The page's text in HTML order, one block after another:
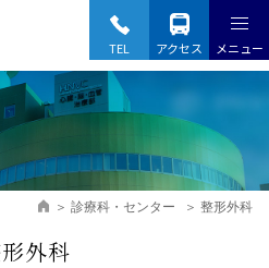
TEL アクセス メニュー
診療科・センター 整形外科
外科